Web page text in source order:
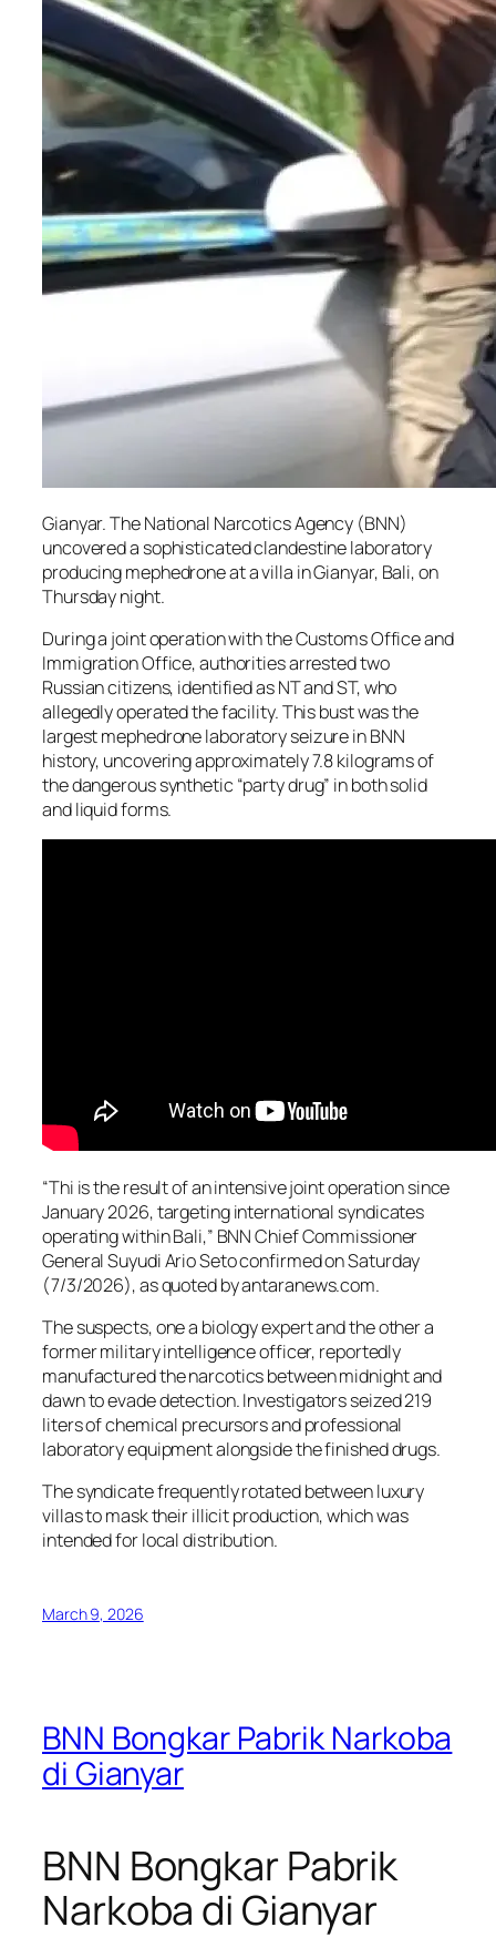
Gianyar. The National Narcotics Agency (BNN)
uncovered a sophisticated clandestine laboratory
producing mephedrone at a villa in Gianyar, Bali, on
Thursday night.
During a joint operation with the Customs Office and
Immigration Office, authorities arrested two
Russian citizens, identified as NT and ST, who
allegedly operated the facility. This bust was the
largest mephedrone laboratory seizure in BNN
history, uncovering approximately 7.8 kilograms of
the dangerous synthetic “party drug” in both solid
and liquid forms.
“Thi is the result of an intensive joint operation since
January 2026, targeting international syndicates
operating within Bali,” BNN Chief Commissioner
General Suyudi Ario Seto confirmed on Saturday
(7/3/2026), as quoted by antaranews.com.
The suspects, one a biology expert and the other a
former military intelligence officer, reportedly
manufactured the narcotics between midnight and
dawn to evade detection. Investigators seized 219
liters of chemical precursors and professional
laboratory equipment alongside the finished drugs.
The syndicate frequently rotated between luxury
villas to mask their illicit production, which was
intended for local distribution.
March 9, 2026
BNN Bongkar Pabrik Narkoba
di Gianyar
BNN Bongkar Pabrik
Narkoba di Gianyar